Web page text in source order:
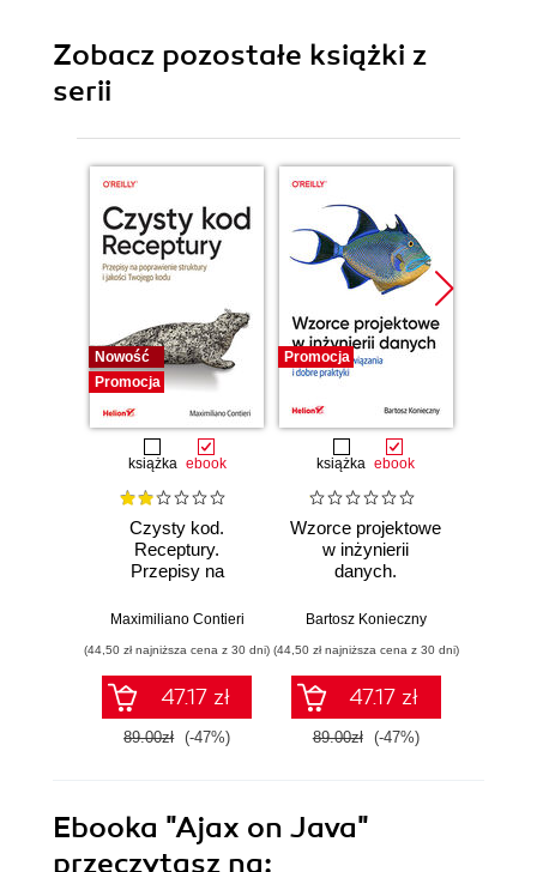
Zobacz pozostałe książki z
serii
Nowość
Promocja
książka ebook
Czysty kod.
Receptury.
Przepisy na
struktury i jakości
Maximiliano Contieri
(44,50 zł najniższa cena z 30 dni)
47.17 zł
89.00zł (-47%)
Promocja
książka ebook
Wzorce projektowe
w inżynierii
danych.
rozwiązania i dobre
Bartosz Konieczny
(44,50 zł najniższa cena z 30 dni)
47.17 zł
89.00zł (-47%)
Ebooka "Ajax on Java"
przeczytasz na: